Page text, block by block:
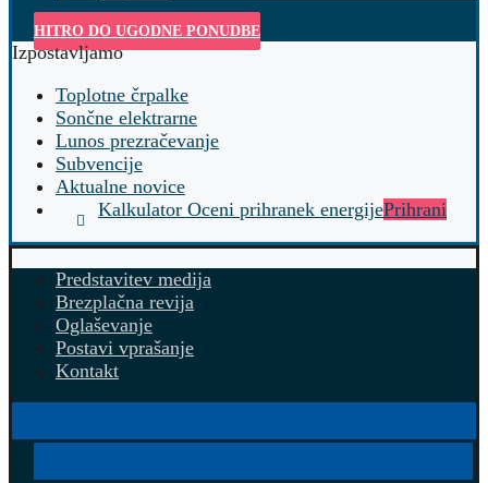
HITRO DO UGODNE PONUDBE
Izpostavljamo
Toplotne črpalke
Sončne elektrarne
Lunos prezračevanje
Subvencije
Aktualne novice
Kalkulator Oceni prihranek energijePrihrani
Predstavitev medija
Brezplačna revija
Oglaševanje
Postavi vprašanje
Kontakt